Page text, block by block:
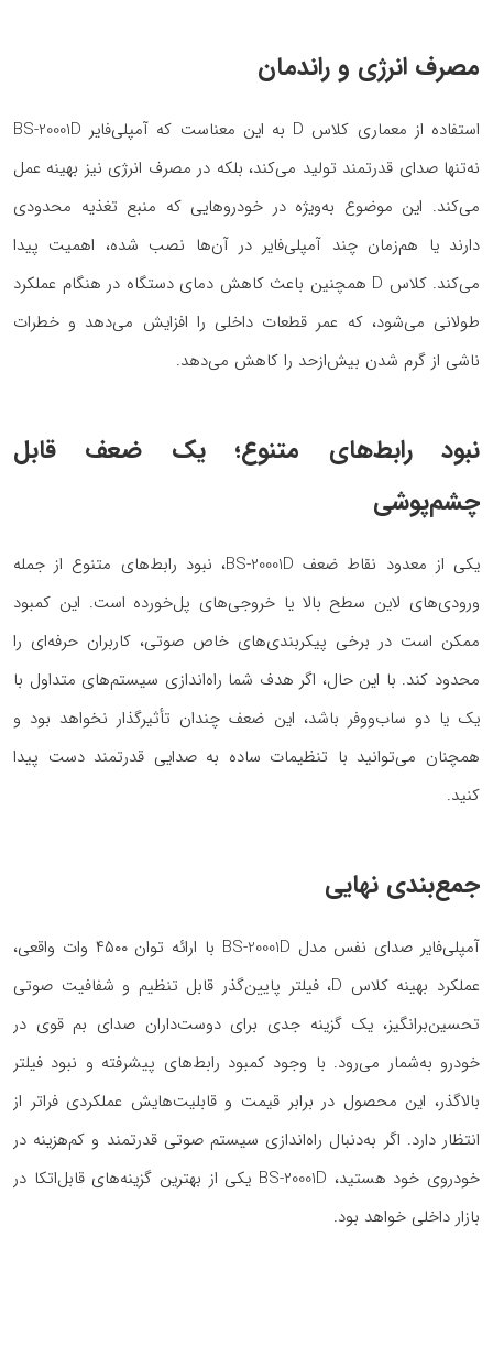
مصرف انرژی و راندمان
استفاده از معماری کلاس D به این معناست که آمپلی‌فایر BS-20001D
نه‌تنها صدای قدرتمند تولید می‌کند، بلکه در مصرف انرژی نیز بهینه عمل
می‌کند. این موضوع به‌ویژه در خودروهایی که منبع تغذیه محدودی
دارند یا هم‌زمان چند آمپلی‌فایر در آن‌ها نصب شده، اهمیت پیدا
می‌کند. کلاس D همچنین باعث کاهش دمای دستگاه در هنگام عملکرد
طولانی می‌شود، که عمر قطعات داخلی را افزایش می‌دهد و خطرات
ناشی از گرم شدن بیش‌ازحد را کاهش می‌دهد.
نبود رابط‌های متنوع؛ یک ضعف قابل
چشم‌پوشی
یکی از معدود نقاط ضعف BS-20001D، نبود رابط‌های متنوع از جمله
ورودی‌های لاین سطح بالا یا خروجی‌های پل‌خورده است. این کمبود
ممکن است در برخی پیکربندی‌های خاص صوتی، کاربران حرفه‌ای را
محدود کند. با این حال، اگر هدف شما راه‌اندازی سیستم‌های متداول با
یک یا دو ساب‌ووفر باشد، این ضعف چندان تأثیرگذار نخواهد بود و
همچنان می‌توانید با تنظیمات ساده به صدایی قدرتمند دست پیدا
کنید.
جمع‌بندی نهایی
آمپلی‌فایر صدای نفس مدل BS-20001D با ارائه توان ۴۵۰۰ وات واقعی،
عملکرد بهینه کلاس D، فیلتر پایین‌گذر قابل تنظیم و شفافیت صوتی
تحسین‌برانگیز، یک گزینه جدی برای دوست‌داران صدای بم قوی در
خودرو به‌شمار می‌رود. با وجود کمبود رابط‌های پیشرفته و نبود فیلتر
بالاگذر، این محصول در برابر قیمت و قابلیت‌هایش عملکردی فراتر از
انتظار دارد. اگر به‌دنبال راه‌اندازی سیستم صوتی قدرتمند و کم‌هزینه در
خودروی خود هستید، BS-20001D یکی از بهترین گزینه‌های قابل‌اتکا در
بازار داخلی خواهد بود.